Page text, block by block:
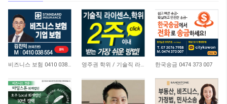
4,639 비즈니스 보험 0410 038 554 21,162 영주권 학위 / 기술직 라이센스 최소2주안에 받기! (요리, 페인팅, 용접, 차일드케어 등… 10,736
한국송금 0474 373 007